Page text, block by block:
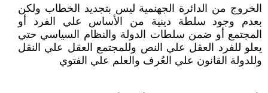
الخروج من الدائرة الجهنمية ليس بتجديد الخطاب ولكن
بعدم وجود سلطة دينية من الأساس علي الفرد أو
المجتمع أو ضمن سلطات الدولة والنظام السياسي حتي
يعلو للفرد العقل علي النص وللمجتمع العقل علي النقل
وللدولة القانون علي العُرف والعلم علي الفتوي